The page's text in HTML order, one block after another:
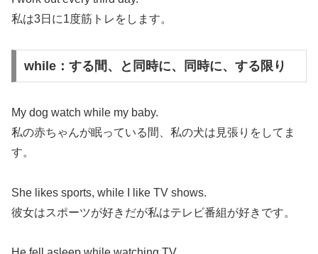
私は3日に1度筋トレをします。
while：する間、と同時に、同時に、する限り
My dog watch while my baby.
私の赤ちゃんが眠っている間、私の犬は見張りをしてま
す。
She likes sports, while I like TV shows.
彼女はスポーツが好きだが私はテレビ番組が好きです。